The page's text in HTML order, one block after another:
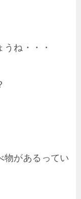
ね・・・
物があるってい